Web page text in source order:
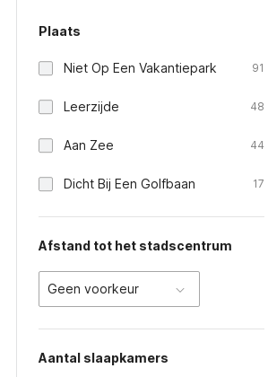
Plaats
Niet Op Een Vakantiepark 91
Leerzijde 48
Aan Zee 44
Dicht Bij Een Golfbaan 17
Afstand tot het stadscentrum
Geen voorkeur
Aantal slaapkamers